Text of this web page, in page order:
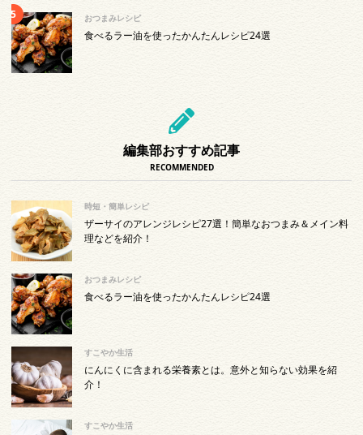
おつまみレシピ
食べるラー油を使ったかんたんレシピ24選
編集部おすすめ記事
RECOMMENDED
時短・簡単レシピ
ザーサイのアレンジレシピ27選！簡単なおつまみ＆メイン料
理などを紹介！
おつまみレシピ
食べるラー油を使ったかんたんレシピ24選
すこやか生活
にんにくに含まれる栄養素とは。意外と知らない効果を紹
介！
すこやか生活